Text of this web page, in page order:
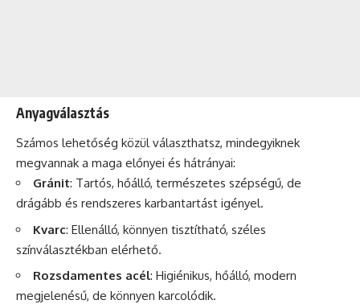
Anyagválasztás
Számos lehetőség közül választhatsz, mindegyiknek
megvannak a maga előnyei és hátrányai:
Gránit: Tartós, hőálló, természetes szépségű, de
drágább és rendszeres karbantartást igényel.
Kvarc: Ellenálló, könnyen tisztítható, széles
színválasztékban elérhető.
Rozsdamentes acél: Higiénikus, hőálló, modern
megjelenésű, de könnyen karcolódik.